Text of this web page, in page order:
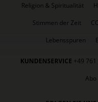
Religion & Spiritualität
Stimmen der Zeit
Lebensspuren
KUNDENSERVICE +49
Abo